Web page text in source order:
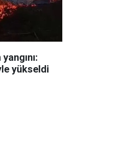
yükseldi